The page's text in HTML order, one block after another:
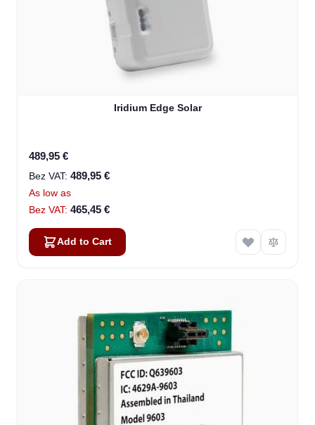
Iridium Edge Solar
489,95 €
489,95 €
As low as
465,45 €
Add to Cart